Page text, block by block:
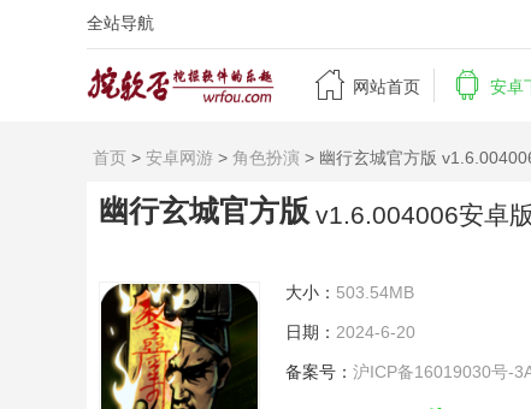
全站导航
 网站首页  安卓
首页 > 安卓网游 > 角色扮演 > 幽行玄城官方版
幽行玄城官方版 v1.6.004006安卓版
大小： 503.54MB
日期： 2024-6-20
备案号： 沪ICP备16019030号-